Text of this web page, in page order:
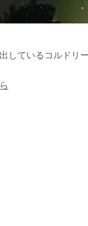
しているコルドリ